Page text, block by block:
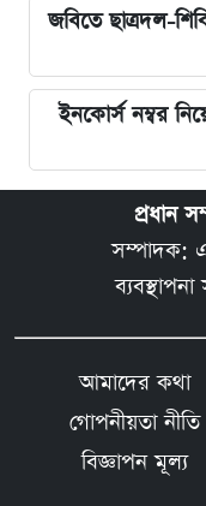
জবিতে ছাত্রদল-
ইনকোর্স নম্বর
প্রধান
সম্পাদক:
আমাদের কথা
গোপনীয়তা নীতি
বিজ্ঞাপন মূল্য